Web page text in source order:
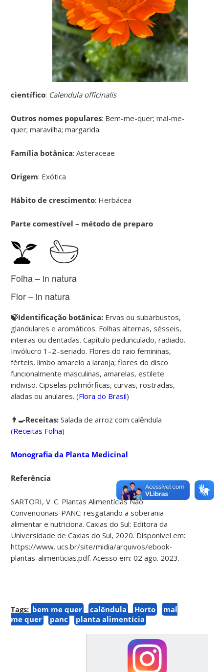
científico: Calendula officinalis
Outros nomes populares: Bem-me-quer; mal-me-
quer; maravilha; margarida.
Família botânica: Asteraceae
Origem: Exótica
Hábito de crescimento: Herbácea
Parte comestível – método de preparo
Folha – in natura
Flor – in natura
🍃Identificação botânica: Ervas ou subarbustos,
glandulares e aromáticos. Folhas alternas, sésseis,
inteiras ou dentadas. Capítulo pedunculado, radiado.
Invólucro 1–2–seriado. Flores do raio femininas,
férteis, limbo amarelo a laranja; flores do disco
funcionalmente masculinas, amarelas, estilete
indiviso. Cipselas polimórficas, curvas, rostradas,
aladas ou anulares. (Flora do Brasil)
👨‍🍳Receitas:Salada de arroz com calêndula
(Receitas Folha)
Monografia da Planta Medicinal
Referência
SARTORI, V. C. Plantas Alimentícias Não
Convencionais-PANC: resgatando a soberania
alimentar e nutriciona. Caxias do Sul: Editora da
Universidade de Caxias do Sul, 2020. Disponível em:
https://www. ucs.br/site/midia/arquivos/ebook-
plantas-alimenticias.pdf. Acesso em: 02 ago. 2023.
Tags: bem me quer calêndula Horto
mal
me quer
panc planta alimentícia